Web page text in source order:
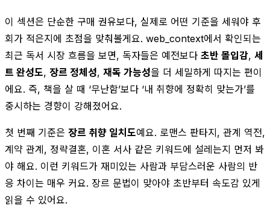
이 섹션은 단순한 구매 권유보다, 실제로 어떤 기준을 세워야 후
회가 적은지에 초점을 맞춰볼게요. web_context에서 확인되는
최근 독서 시장 흐름을 보면, 독자들은 예전보다 초반 몰입감, 세
트 완성도, 장르 정체성, 재독 가능성을 더 세밀하게 따지는 편이
에요. 즉, 책을 살 때 ‘무난함’보다 ‘내 취향에 정확히 맞는가’를
중시하는 경향이 강해졌어요.
첫 번째 기준은 장르 취향 일치도예요. 로맨스 판타지, 관계 역전,
계약 관계, 정략결혼, 이혼 서사 같은 키워드에 설레는지 먼저 봐
야 해요. 이런 키워드가 재미있는 사람과 부담스러운 사람의 반
응 차이는 매우 커요. 장르 문법이 맞아야 초반부터 속도감 있게
읽을 수 있어요.